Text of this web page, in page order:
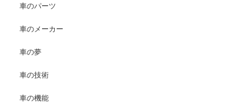
車のパーツ
車のメーカー
車の夢
車の技術
車の機能